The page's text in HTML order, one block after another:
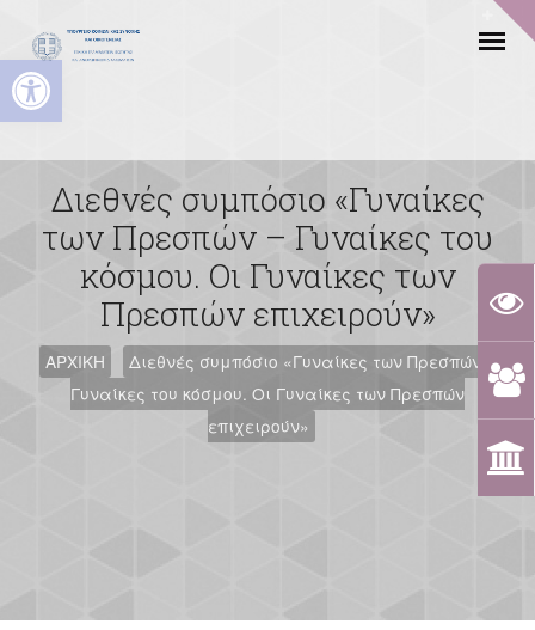
Ανοίξτε τη γραμμή εργαλείων
Διεθνές συμπόσιο «Γυναίκες
των Πρεσπών – Γυναίκες του
κόσμου. Οι Γυναίκες των
Πρεσπών επιχειρούν»
ΑΡΧΙΚΗ
Διεθνές συμπόσιο «Γυναίκες των Πρεσπών –
Γυναίκες του κόσμου. Οι Γυναίκες των Πρεσπών
επιχειρούν»